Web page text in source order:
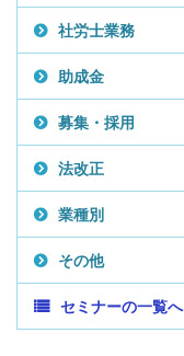
社労士業務
助成金
募集・採用
法改正
業種別
その他
セミナーの一覧へ